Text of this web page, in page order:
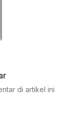
di artikel ini